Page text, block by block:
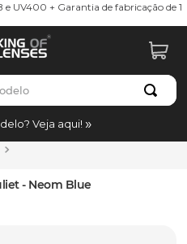
UV400 + Garantia de fabricação de 1
Veja aqui!
- Neom Blue